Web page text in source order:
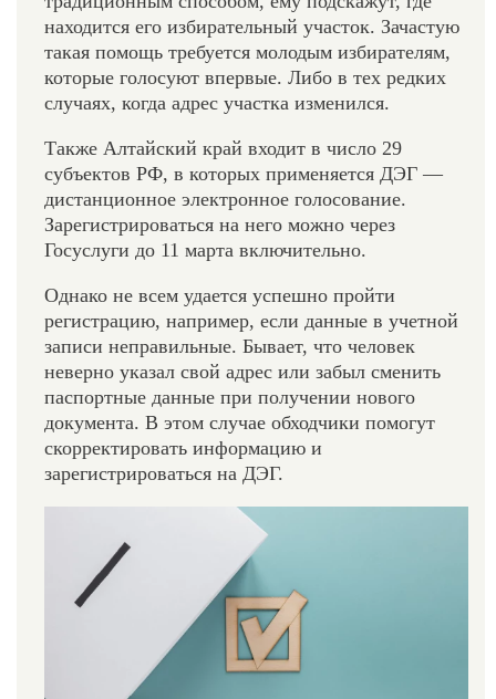
находится его избирательный участок. Зачастую
такая помощь требуется молодым избирателям,
которые голосуют впервые. Либо в тех редких
случаях, когда адрес участка изменился.
Также Алтайский край входит в число 29
субъектов РФ, в которых применяется ДЭГ —
дистанционное электронное голосование.
Зарегистрироваться на него можно через
Госуслуги до 11 марта включительно.
Однако не всем удается успешно пройти
регистрацию, например, если данные в учетной
записи неправильные. Бывает, что человек
неверно указал свой адрес или забыл сменить
паспортные данные при получении нового
документа. В этом случае обходчики помогут
скорректировать информацию и
зарегистрироваться на ДЭГ.